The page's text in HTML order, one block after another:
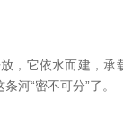
它依水而建，承
河“密不可分”了。